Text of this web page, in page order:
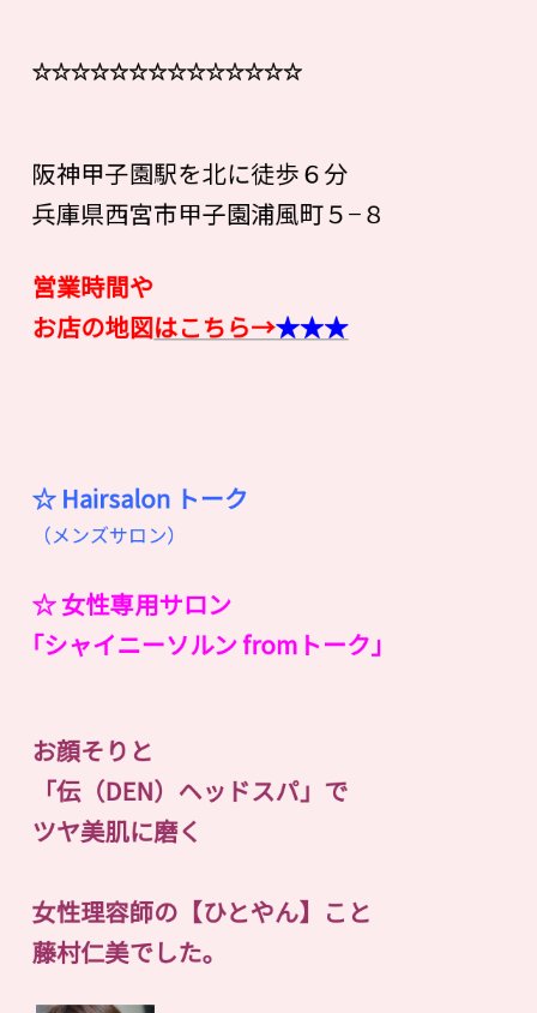
☆☆☆☆☆☆☆☆☆☆☆☆☆☆
阪神甲子園駅を北に徒歩６分
兵庫県西宮市甲子園浦風町５−８
営業時間や
お店の地図はこちら→★★★
☆ Hairsalon トーク
（メンズサロン）
☆ 女性専用サロン
｢シャイニーソルン fromトーク｣
お顔そりと
「伝（DEN）ヘッドスパ」で
ツヤ美肌に磨く
女性理容師の【ひとやん】こと
藤村仁美でした。